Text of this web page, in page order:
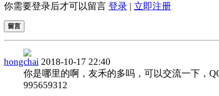
你需要登录后才可以留言 登录 | 立即注册
留言
hongchai 2018-10-17 22:40
你是哪里的啊，友禾的多吗，可以交流一下，
995659312